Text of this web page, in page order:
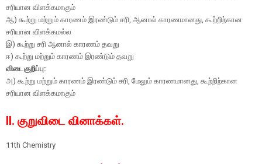
சரியான விளக்கமாகும்
ஆ) கூற்று மற்றும் காரணம் இரண்டும் சரி, ஆனால் காரணமானது, கூற்றிற்கான
சரியான விளக்கமல்ல
இ) கூற்று சரி ஆனால் காரணம் தவறு
ஈ) கூற்று மற்றும் காரணம் இரண்டும் தவறு
விடைகுறிப்பு:
அ) கூற்று மற்றும் காரணம் இரண்டும் சரி, மேலும் காரணமானது, கூற்றிற்கான
சரியான விளக்கமாகும்
II. குறுவிடை வினாக்கள்.
11th Chemistry